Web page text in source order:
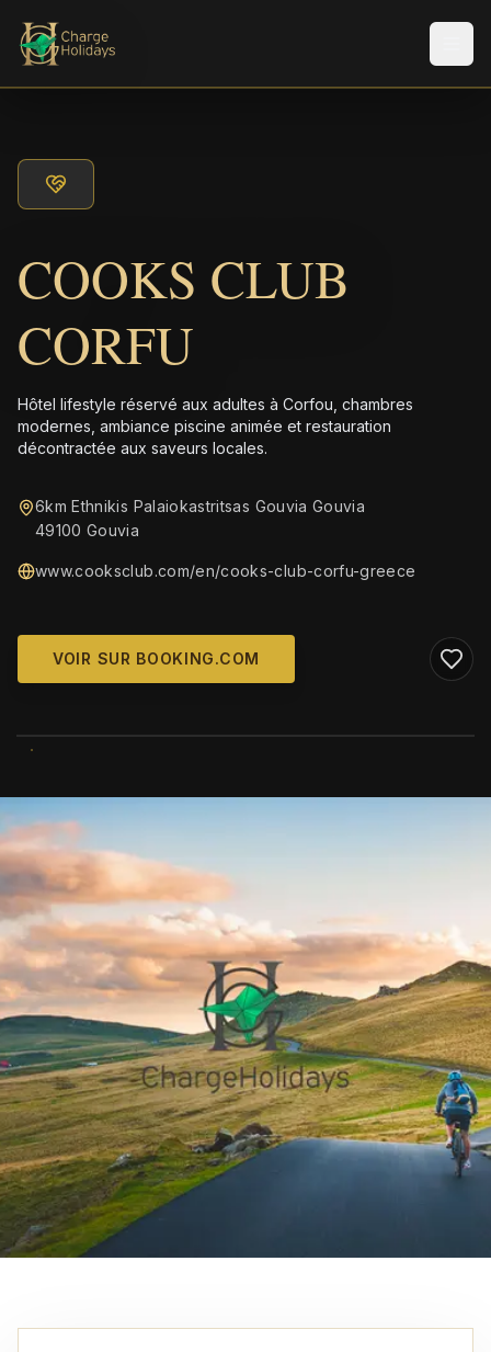
COOKS CLUB
CORFU
Hôtel lifestyle réservé aux adultes à Corfou, chambres
modernes, ambiance piscine animée et restauration
décontractée aux saveurs locales.
6km Ethnikis Palaiokastritsas Gouvia Gouvia
49100 Gouvia
www.cooksclub.com/en/cooks-club-corfu-greece
VOIR SUR BOOKING.COM